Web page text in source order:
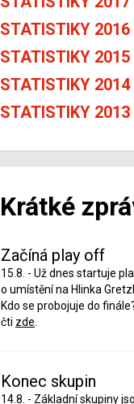
STATISTIKY 2016
STATISTIKY 2015
STATISTIKY 2014
STATISTIKY 2013
Krátké
Začíná play off
15.8. - Už dnes startuje
o umístění na Hlinka
Kdo se probojuje do
čti zde
Konec skupin
14.8. - Základní skupiny